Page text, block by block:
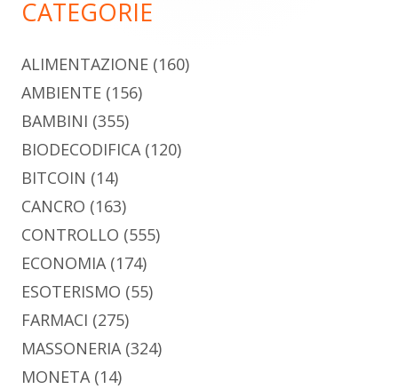
CATEGORIE
ALIMENTAZIONE (160)
AMBIENTE (156)
BAMBINI (355)
BIODECODIFICA(120)
BITCOIN (14)
CANCRO (163)
CONTROLLO (555)
ECONOMIA(174)
ESOTERISMO (55)
FARMACI (275)
MASSONERIA(324)
MONETA(14)